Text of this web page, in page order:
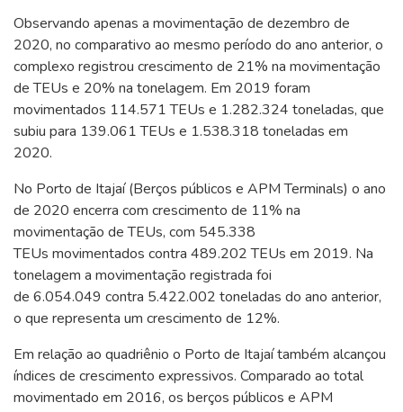
Observando apenas a movimentação de dezembro de
2020, no comparativo ao mesmo período do ano anterior, o
complexo registrou crescimento de 21% na movimentação
de TEUs e 20% na tonelagem. Em 2019 foram
movimentados 114.571 TEUs e 1.282.324 toneladas, que
subiu para 139.061 TEUs e 1.538.318 toneladas em
2020.
No Porto de Itajaí (Berços públicos e APM Terminals) o ano
de 2020 encerra com crescimento de 11% na
movimentação de TEUs, com 545.338
TEUs movimentados contra 489.202 TEUs em 2019. Na
tonelagem a movimentação registrada foi
de 6.054.049 contra 5.422.002 toneladas do ano anterior,
o que representa um crescimento de 12%.
Em relação ao quadriênio o Porto de Itajaí também alcançou
índices de crescimento expressivos. Comparado ao total
movimentado em 2016, os berços públicos e APM